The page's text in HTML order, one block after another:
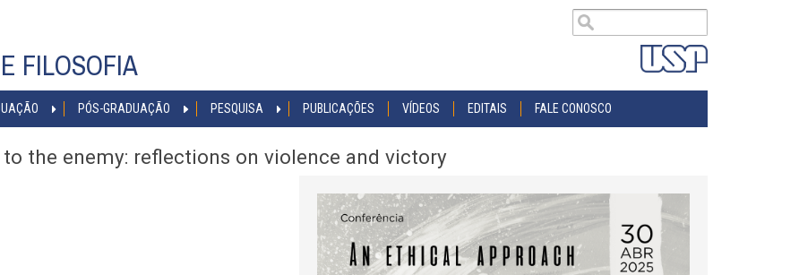
FILOSOFIA
PÓS-GRADUAÇÃO PESQUISA PUBLICAÇÕES VÍDEOS EDITAIS FALE CONOSCO
the enemy: reflections on violence and victory